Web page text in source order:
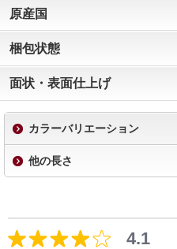
原産国
梱包状態
面状・表面仕上げ
カラーバリエーション
他の長さ
4.1